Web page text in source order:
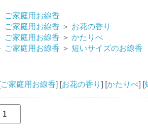
ご家庭用お線香
ご家庭用お線香 ＞ お花の香り
ご家庭用お線香 ＞ かたりべ
ご家庭用お線香 ＞ 短いサイズのお線香
ご家庭用お線香] [お花の香り ] [かたりべ] [